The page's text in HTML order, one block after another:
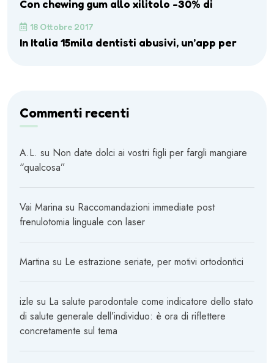
Con chewing gum allo xilitolo -30% di
18 Ottobre 2017
In Italia 15mila dentisti abusivi, un’app per
Commenti recenti
A.L. su Non date dolci ai vostri figli per fargli mangiare
“qualcosa”
Vai Marina su Raccomandazioni immediate post
frenulotomia linguale con laser
Martina su Le estrazione seriate, per motivi ortodontici
izle su La salute parodontale come indicatore dello stato
di salute generale dell’individuo: è ora di riflettere
concretamente sul tema